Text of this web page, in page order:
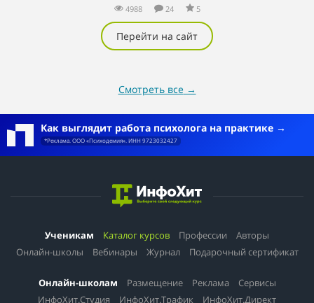
4988 24 5
Перейти на сайт
Смотреть все →
Как выглядит работа психолога на практике
*Реклама. ООО «Психодемия». ИНН 9723032427
Ученикам Каталог курсов Профессии
Авторы
Онлайн-школы
Вебинары Журнал Подарочный сертификат
Онлайн-школам Размещение Реклама
Сервисы
ИнфоХит.Студия
ИнфоХит.Трафик ИнфоХит.Директ